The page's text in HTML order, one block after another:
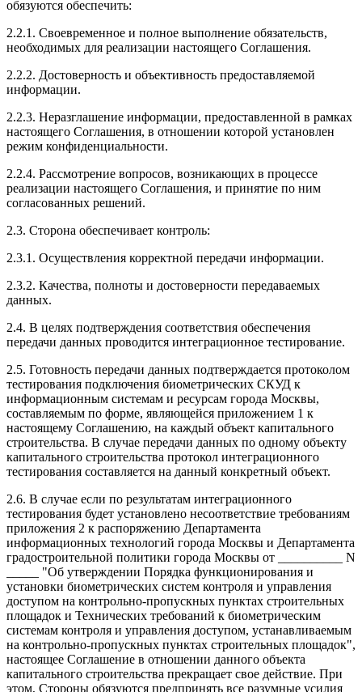
обязуются обеспечить:
2.2.1. Своевременное и полное выполнение обязательств,
необходимых для реализации настоящего Соглашения.
2.2.2. Достоверность и объективность предоставляемой
информации.
2.2.3. Неразглашение информации, предоставленной в рамках
настоящего Соглашения, в отношении которой установлен
режим конфиденциальности.
2.2.4. Рассмотрение вопросов, возникающих в процессе
реализации настоящего Соглашения, и принятие по ним
согласованных решений.
2.3. Сторона обеспечивает контроль:
2.3.1. Осуществления корректной передачи информации.
2.3.2. Качества, полноты и достоверности передаваемых
данных.
2.4. В целях подтверждения соответствия обеспечения
передачи данных проводится интеграционное тестирование.
2.5. Готовность передачи данных подтверждается протоколом
тестирования подключения биометрических СКУД к
информационным системам и ресурсам города Москвы,
составляемым по форме, являющейся приложением 1 к
настоящему Соглашению, на каждый объект капитального
строительства. В случае передачи данных по одному объекту
капитального строительства протокол интеграционного
тестирования составляется на данный конкретный объект.
2.6. В случае если по результатам интеграционного
тестирования будет установлено несоответствие требованиям
приложения 2 к распоряжению Департамента
информационных технологий города Москвы и Департамента
градостроительной политики города Москвы от __________ N
_____ "Об утверждении Порядка функционирования и
установки биометрических систем контроля и управления
доступом на контрольно-пропускных пунктах строительных
площадок и Технических требований к биометрическим
системам контроля и управления доступом, устанавливаемым
на контрольно-пропускных пунктах строительных площадок",
настоящее Соглашение в отношении данного объекта
капитального строительства прекращает свое действие. При
этом, Стороны обязуются предпринять все разумные усилия